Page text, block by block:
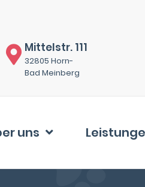
Mittelstr. 111
32805 Horn-
Bad Meinberg
uns